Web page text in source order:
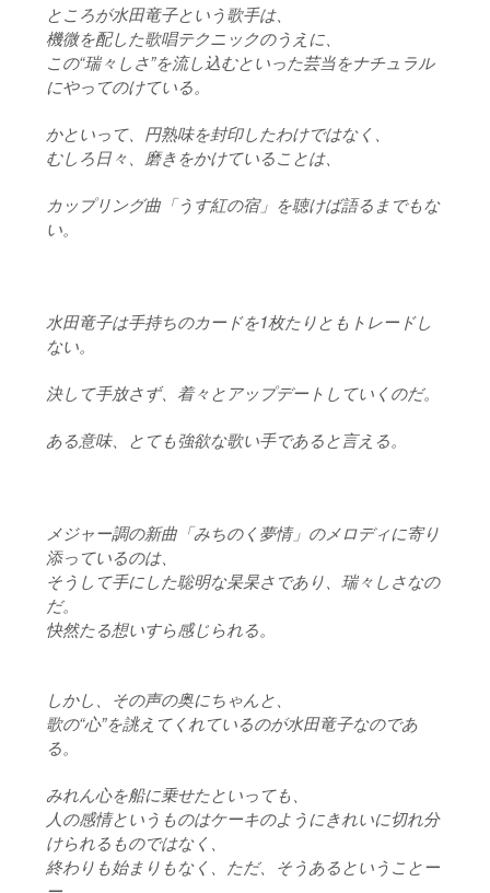
ところが水田竜子という歌手は、
機微を配した歌唱テクニックのうえに、
この“瑞々しさ”を流し込むといった芸当をナチュラル
にやってのけている。
かといって、円熟味を封印したわけではなく、
むしろ日々、磨きをかけていることは、
カップリング曲「うす紅の宿」を聴けば語るまでもな
い。
水田竜子は手持ちのカードを1枚たりともトレードし
ない。
決して手放さず、着々とアップデートしていくのだ。
ある意味、とても強欲な歌い手であると言える。
メジャー調の新曲「みちのく夢情」のメロディに寄り
添っているのは、
そうして手にした聡明な杲杲さであり、瑞々しさなの
だ。
快然たる想いすら感じられる。
しかし、その声の奥にちゃんと、
歌の“心”を誂えてくれているのが水田竜子なのであ
る。
みれん心を船に乗せたといっても、
人の感情というものはケーキのようにきれいに切れ分
けられるものではなく、
終わりも始まりもなく、ただ、そうあるということー